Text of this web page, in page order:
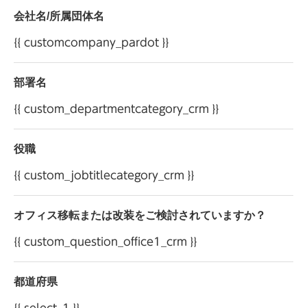
株式会社 オカムラ お客様相談室 電話：0120-
株式会社 オカムラ 個人情報管理責任者
会社名/所属団体名
{{ customcompany_pardot }}
部署名
{{ custom_departmentcategory_crm }}
役職
{{ custom_jobtitlecategory_crm }}
オフィス移転または改装をご検討されていますか？
{{ custom_question_office1_crm }}
都道府県